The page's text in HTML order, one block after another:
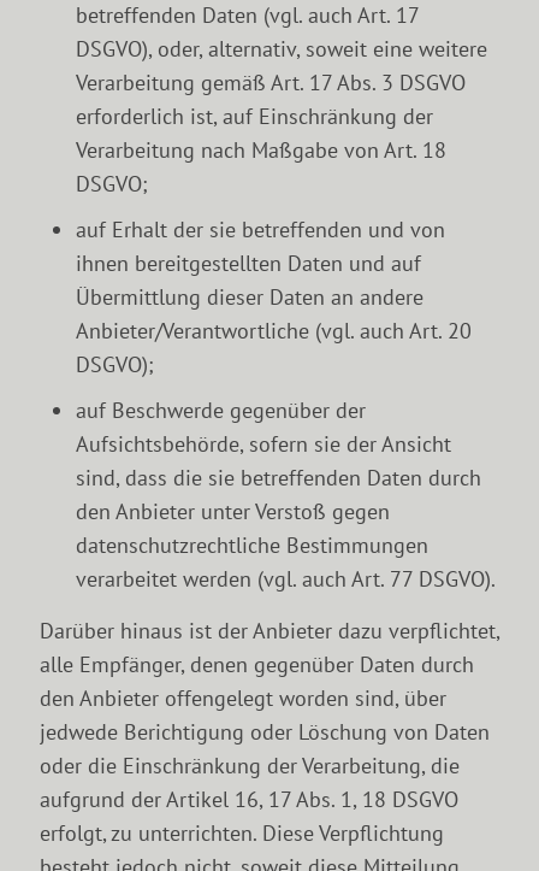
betreffenden Daten (vgl. auch Art. 17
DSGVO), oder, alternativ, soweit eine weitere
Verarbeitung gemäß Art. 17 Abs. 3 DSGVO
erforderlich ist, auf Einschränkung der
Verarbeitung nach Maßgabe von Art. 18
DSGVO;
auf Erhalt der sie betreffenden und von
ihnen bereitgestellten Daten und auf
Übermittlung dieser Daten an andere
Anbieter/Verantwortliche (vgl. auch Art. 20
DSGVO);
auf Beschwerde gegenüber der
Aufsichtsbehörde, sofern sie der Ansicht
sind, dass die sie betreffenden Daten durch
den Anbieter unter Verstoß gegen
datenschutzrechtliche Bestimmungen
verarbeitet werden (vgl. auch Art. 77 DSGVO).
Darüber hinaus ist der Anbieter dazu verpflichtet,
alle Empfänger, denen gegenüber Daten durch
den Anbieter offengelegt worden sind, über
jedwede Berichtigung oder Löschung von Daten
oder die Einschränkung der Verarbeitung, die
aufgrund der Artikel 16, 17 Abs. 1, 18 DSGVO
erfolgt, zu unterrichten. Diese Verpflichtung